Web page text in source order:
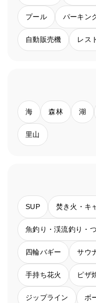
プール パーキン
自動販売機 レス
海 森林 湖
里山
SUP 焚き火・キ
魚釣り・渓流釣り・
四輪バギー サウ
手持ち花火 ピザ
ジップライン ボ